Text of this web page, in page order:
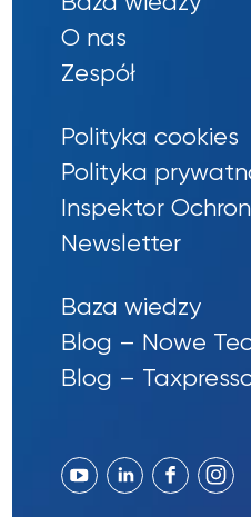
O nas
Zespół
Polityka cookies
Polityka
Inspektor
Newsletter
Baza wiedzy
Blog – Nowe
Blog –